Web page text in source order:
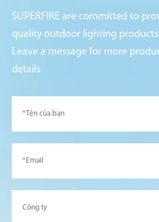
SUPERFIRE are committed to
quality outdoor lighting products
Leave a message for more
details